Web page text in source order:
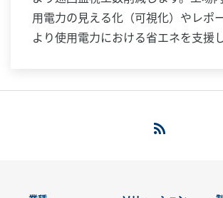
用電力の見える化（可視化）やレポ
より使用電力における省エネを支援し